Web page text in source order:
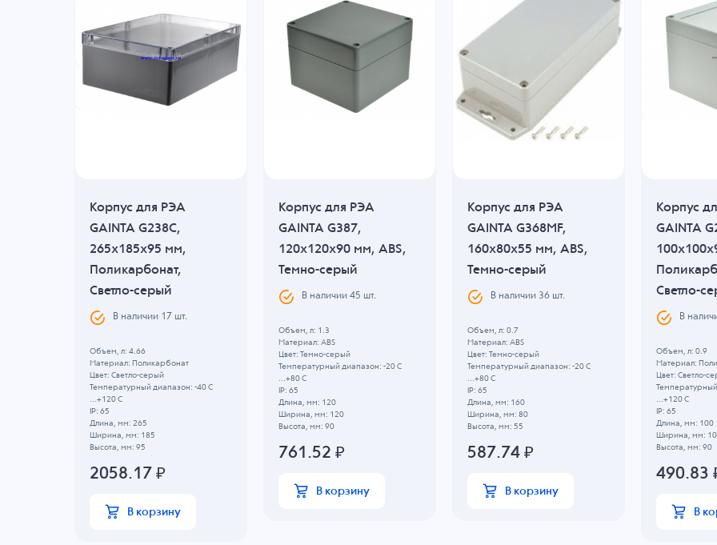
Корпус для РЭА
GAINTA G238C,
265x185x95 мм,
Поликарбонат,
Светло-серый
В наличии 17 шт.
Объем, л: 4.66
Материал: Поликарбонат
Цвет: Светло-серый
Температурный диапазон: -40 C
...+120 C
IP: 65
Длина, мм: 265
Ширина, мм: 185
Высота, мм: 95
2058.17 ₽
В корзину
Корпус для РЭА
GAINTA G387,
120x120x90 мм, ABS,
Темно-серый
В наличии45 шт.
Объем, л: 1.3
Материал: ABS
Цвет: Темно-серый
Температурный диапазон: -20 C
...+80 C
IP: 65
Длина, мм: 120
Ширина, мм: 120
Высота, мм: 90
761.52 ₽
В корзину
Корпус для РЭА
GAINTA G368MF,
160x80x55 мм, ABS,
Темно-серый
В наличии 36 шт.
Объем, л: 0.7
Материал: ABS
Цвет: Темно-серый
Температурный диапазон: -20 C
...+80 C
IP: 65
Длина, мм: 160
Ширина, мм: 80
Высота, мм: 55
587.74₽
В корзину
Корпус
GAINTA
Светло-
В
Объем, л: 0.9
Материал:
Цвет: Светло-
...+120 C
IP: 65
Длина, мм: 100
Ширина, мм:
Высота, мм: 90
490.83
В